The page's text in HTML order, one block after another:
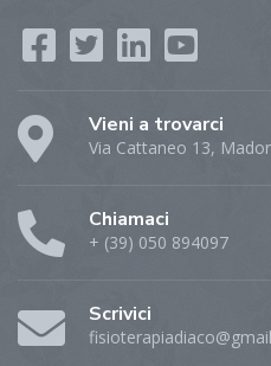
Vieni a trovarci
Via Cattaneo 13,
Chiamaci
+ (39) 050 894097
Scrivici